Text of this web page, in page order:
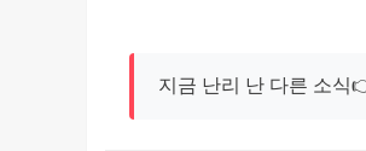
지금 난리 난 다른 소식